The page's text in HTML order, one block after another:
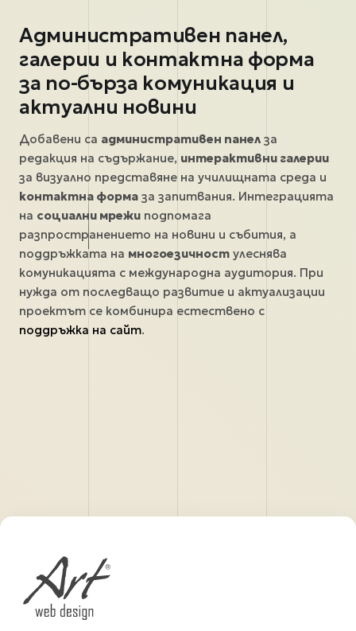
Административен панел,
галерии и контактна форма
за по-бърза комуникация и
актуални новини
Добавени са административен панел за
редакция на съдържание, интерактивни галерии
за визуално представяне на училищната среда и
контактна форма за запитвания. Интеграцията
на социални мрежи подпомага
разпространението на новини и събития, а
поддръжката на многоезичност улеснява
комуникацията с международна аудитория. При
нужда от последващо развитие и актуализации
проектът се комбинира естествено с
поддръжка на сайт.